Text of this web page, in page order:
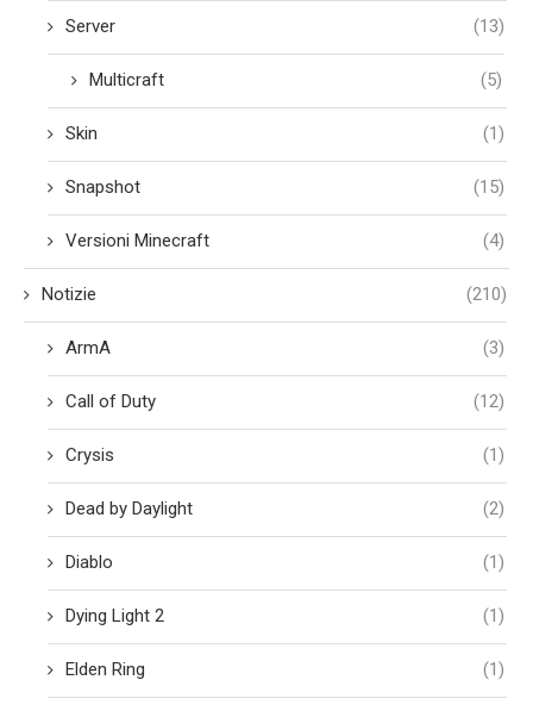
Server (13)
Multicraft (5)
Skin (1)
Snapshot (15)
Versioni Minecraft (4)
Notizie (210)
ArmA (3)
Call of Duty (12)
Crysis (1)
Dead by Daylight (2)
Diablo (1)
Dying Light 2 (1)
Elden Ring (1)